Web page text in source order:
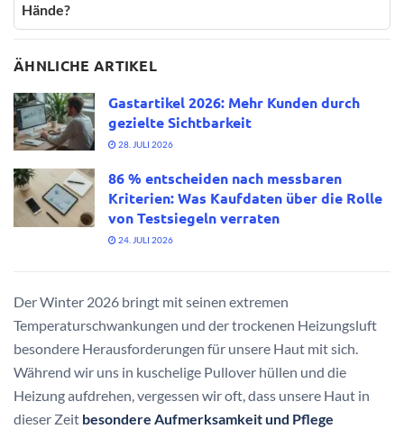
Hände?
ÄHNLICHE ARTIKEL
Gastartikel 2026: Mehr Kunden durch
gezielte Sichtbarkeit
28. JULI 2026
86 % entscheiden nach messbaren
Kriterien: Was Kaufdaten über die Rolle
von Testsiegeln verraten
24. JULI 2026
Der Winter 2026 bringt mit seinen extremen
Temperaturschwankungen und der trockenen Heizungsluft
besondere Herausforderungen für unsere Haut mit sich.
Während wir uns in kuschelige Pullover hüllen und die
Heizung aufdrehen, vergessen wir oft, dass unsere Haut in
dieser Zeit besondere Aufmerksamkeit und Pflege